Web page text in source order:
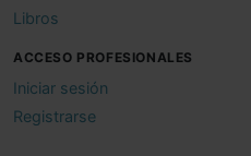
Libros
ACCESO PROFESIONALES
Iniciar sesión
Registrarse